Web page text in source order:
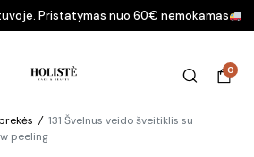
Pristatymas nuo 60€ nemokamas
0
/ 131 Švelnus veido šveitiklis su
peeling